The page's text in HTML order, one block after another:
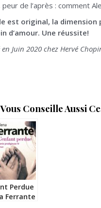
peur de l’après : comment
est original, la
d’amour. Une réussite!
en Juin 2020 chez Hervé
Conseille Aussi
Perdue
Ferrante